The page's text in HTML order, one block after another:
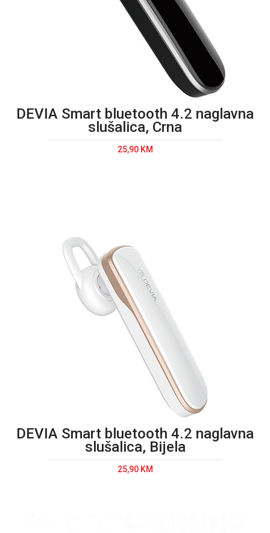
DEVIA Smart bluetooth 4.2 naglavna
slušalica, Crna
25,90 KM
DEVIA Smart bluetooth 4.2 naglavna
slušalica, Bijela
25,90 KM